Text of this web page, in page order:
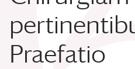
Praefatio